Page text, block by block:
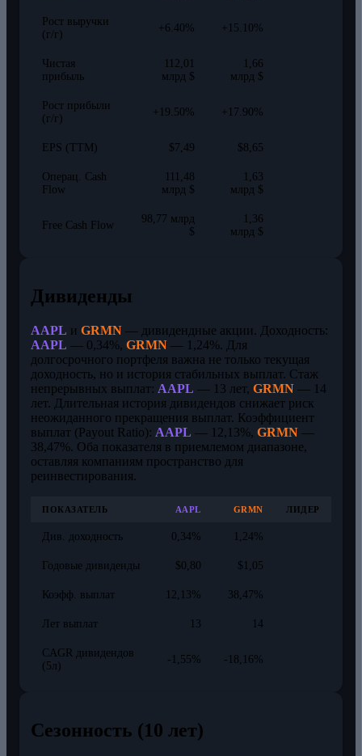
Рост выручки
(г/г)
+6.40% +15.10%
Чистая
прибыль
112,01
млрд $
1,66
млрд $
Рост прибыли
(г/г)
+19.50% +17.90%
EPS (TTM) $7,49 $8,65
Операц. Cash
Flow
111,48
млрд $
1,63
млрд $
Free Cash Flow
98,77 млрд
$
1,36
млрд $
Дивиденды
AAPL и GRMN — дивидендные акции. Доходность:
AAPL — 0,34%, GRMN — 1,24%. Для
долгосрочного портфеля важна не только текущая
доходность, но и история стабильных выплат. Стаж
непрерывных выплат: AAPL — 13 лет, GRMN — 14
лет. Длительная история дивидендов снижает риск
неожиданного прекращения выплат. Коэффициент
выплат (Payout Ratio): AAPL — 12,13%, GRMN —
38,47%. Оба показателя в приемлемом диапазоне,
оставляя компаниям пространство для
реинвестирования.
ПОКАЗАТЕЛЬ AAPL GRMN ЛИДЕР
Див. доходность 0,34% 1,24%
Годовые дивиденды $0,80 $1,05
Коэфф. выплат 12,13% 38,47%
Лет выплат 13 14
CAGR дивидендов
(5л)
-1,55% -18,16%
Сезонность (10 лет)